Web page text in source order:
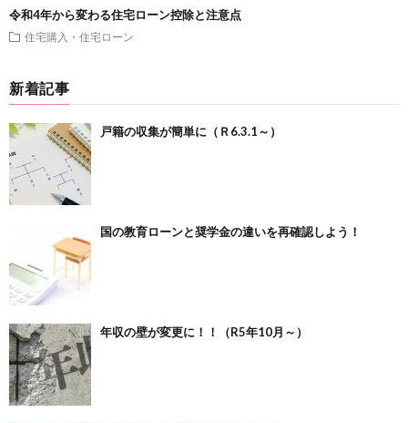
令和4年から変わる住宅ローン控除と注意点
住宅購入・住宅ローン
新着記事
戸籍の収集が簡単に（Ｒ6.3.1～）
国の教育ローンと奨学金の違いを再確認しよう！
年収の壁が変更に！！（R5年10月～）